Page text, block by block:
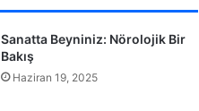
Sanatta Beyniniz: Nörolojik Bir
Bakış
Haziran 19, 2025